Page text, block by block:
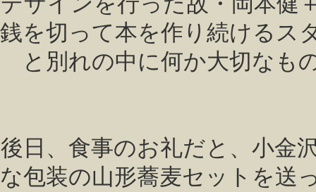
銭を切って本を作り続けるス
と別れの中に何か大切なも
後日、食事のお礼だと、小金
な包装の山形蕎麦セットを送